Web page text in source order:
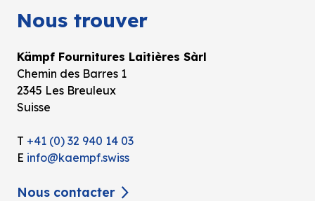
Nous trouver
Kämpf Fournitures Laitières Sàrl
Chemin des Barres 1
2345 Les Breuleux
Suisse
T +41 (0) 32 940 14 03
E info@kaempf.swiss
Nous contacter